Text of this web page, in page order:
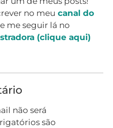
no meu canal do
e me seguir lá no
(clique aqui)
não será
são